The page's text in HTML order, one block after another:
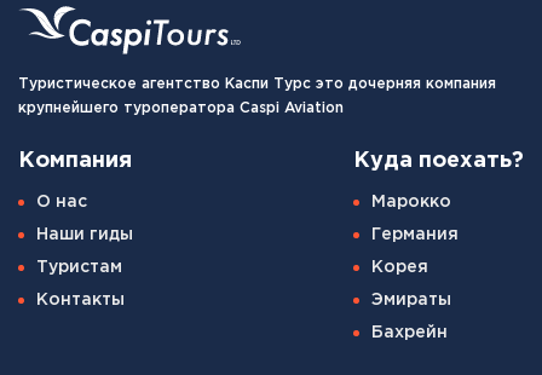
Туристическое агентство Каспи Турс это дочерняя компания
крупнейшего туроператора Caspi Aviation
Компания
О нас
Наши гиды
Туристам
Контакты
Куда поехать?
Марокко
Германия
Корея
Эмираты
Бахрейн